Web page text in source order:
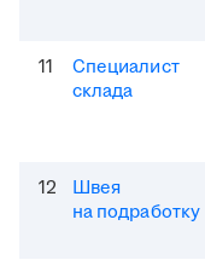
11
Специалист
склада
12
Швея
на подработку